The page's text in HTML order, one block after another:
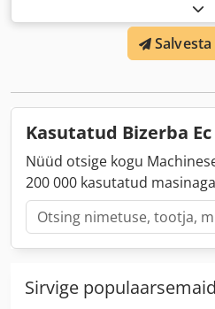
Kasutatud Bizerba Ec
Nüüd otsige kogu
200 000 kasutatud
Sirvige